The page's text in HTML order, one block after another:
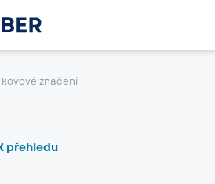
kovové značení
přehledu